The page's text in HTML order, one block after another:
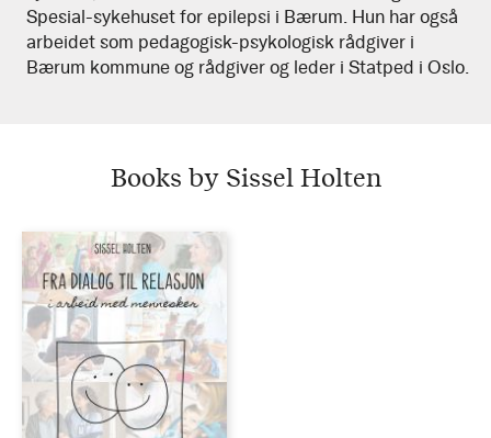
Spesial-sykehuset for epilepsi i Bærum. Hun har også
arbeidet som pedagogisk-psykologisk rådgiver i
Bærum kommune og rådgiver og leder i Statped i Oslo.
Books by Sissel Holten